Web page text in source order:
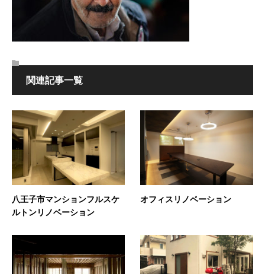
関連記事一覧
八王子市マンションフルスケ
ルトンリノベーション
オフィスリノベーション